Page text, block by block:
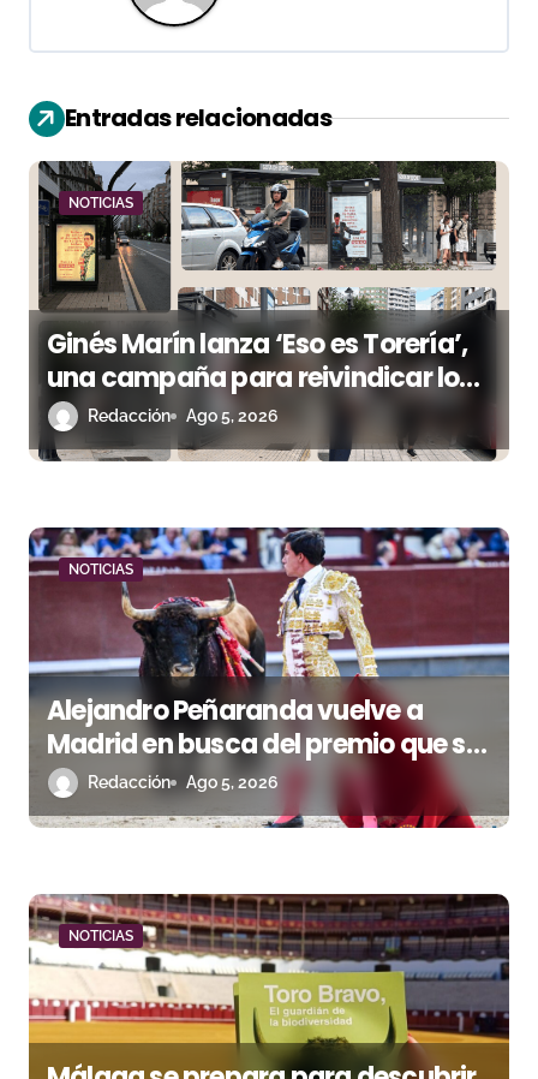
i
ó
n
d
e
e
n
r
d
a
s
Entradas relacionadas
NOTICIAS
Ginés Marín lanza ‘Eso es Torería’,
una campaña para reivindicar los
valores del toreo más allá del ruedo
Redacción Ago 5, 2026
NOTICIAS
Alejandro Peñaranda vuelve a
Madrid en busca del premio que se
le escapó en junio
Redacción Ago 5, 2026
NOTICIAS